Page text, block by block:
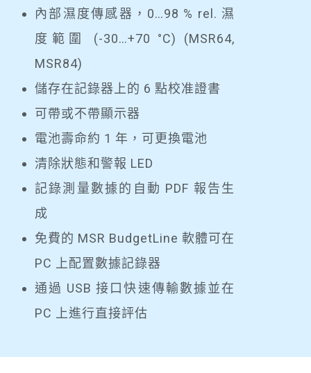
內部濕度傳感器，0…98 % rel. 濕
度範圍 (-30…+70 °C) (MSR64,
MSR84)
儲存在記錄器上的 6 點校准證書
可帶或不帶顯示器
電池壽命約 1 年，可更換電池
清除狀態和警報 LED
記錄測量數據的自動 PDF 報告生
成
免費的 MSR BudgetLine 軟體可在
PC 上配置數據記錄器
通過 USB 接口快速傳輸數據並在
PC 上進行直接評估